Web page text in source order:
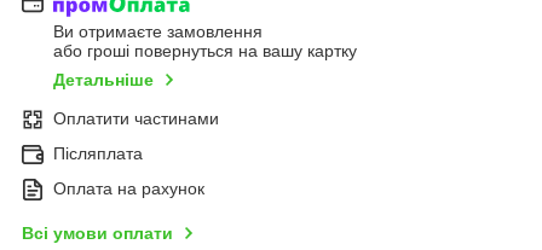
Ви отримаєте замовлення
або гроші повернуться на вашу картку
Детальніше
Оплатити частинами
Післяплата
Оплата на рахунок
Всі умови оплати